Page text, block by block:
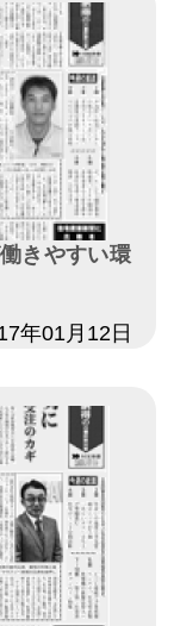
きやすい環
年01月12日